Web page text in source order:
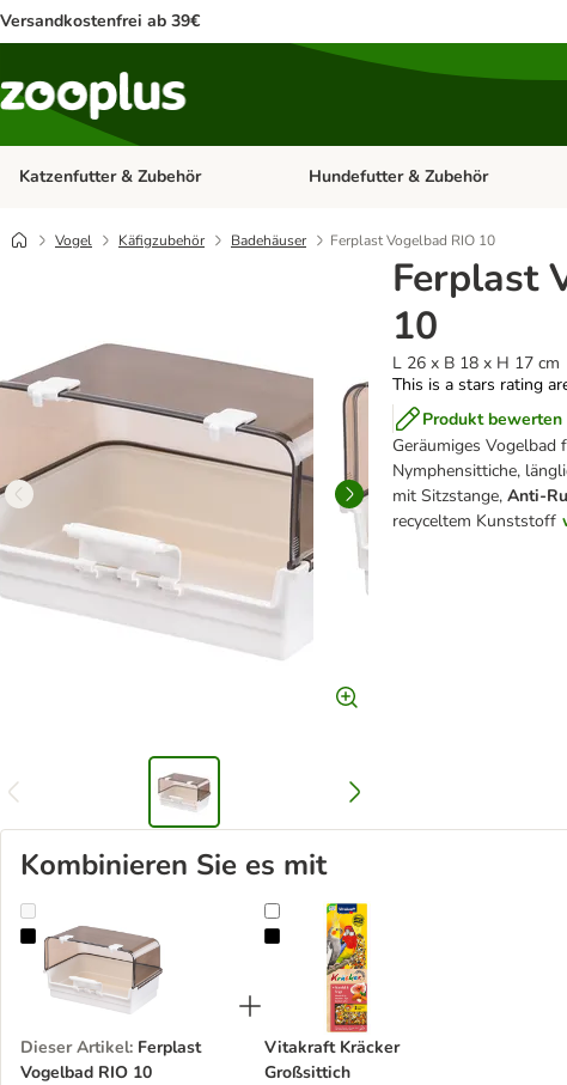
Versandkostenfrei ab 39€
Katzenfutter & Zubehör Kategorie-Menü öffnen:
Hundefutter & Zubehör
Vogel Käfigzubehör Badehäuser Ferplast Vogelbad RIO 10
Ferplast
10
L 26 x B 18 x H 17 cm
This is a stars rating
Produkt bewerten
Geräumiges Vogelbad
Nymphensittiche,
mit Sitzstange,Anti-
recyceltem Kunststoff
Kombinieren Sie es mit
Ferplast Vogelbad RIO 10
Dieser Artikel: Ferplast
Vogelbad RIO 10
Vitakraft Kräcker Großsittich
Vitakraft Kräcker
Großsittich